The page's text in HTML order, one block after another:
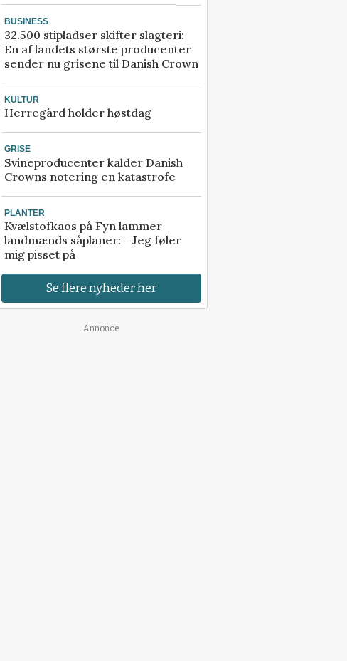
BUSINESS
32.500 stipladser skifter slagteri:
En af landets største producenter
sender nu grisene til Danish Crown
KULTUR
Herregård holder høstdag
GRISE
Svineproducenter kalder Danish
Crowns notering en katastrofe
PLANTER
Kvælstofkaos på Fyn lammer
landmænds såplaner: - Jeg føler
mig pisset på
Se flere nyheder her
Annonce